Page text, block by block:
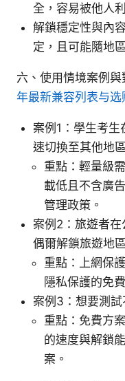
全，容易被他人
解鎖穩定性與內
定，且可能隨地
六、使用情境案例與
年最新兼容列表与选
案例1：學生考
速切換至其他地
重點：輕量級
載低且不含廣
管理政策。
案例2：旅遊者
偶爾解鎖旅遊地
重點：上網保
隱私保護的免
案例3：想要測試
重點：免費方
的速度與解鎖
案。